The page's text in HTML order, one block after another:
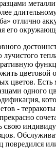
отлично
его
лучистого
цветовой
цветов.
одного
-
свою
повредился